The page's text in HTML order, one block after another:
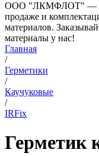
ООО "ЛКМФЛОТ" —
продаже и
материалов.
материалы у нас!
Главная
/
Герметики
/
Каучуковые
/
IRFix
Герметик